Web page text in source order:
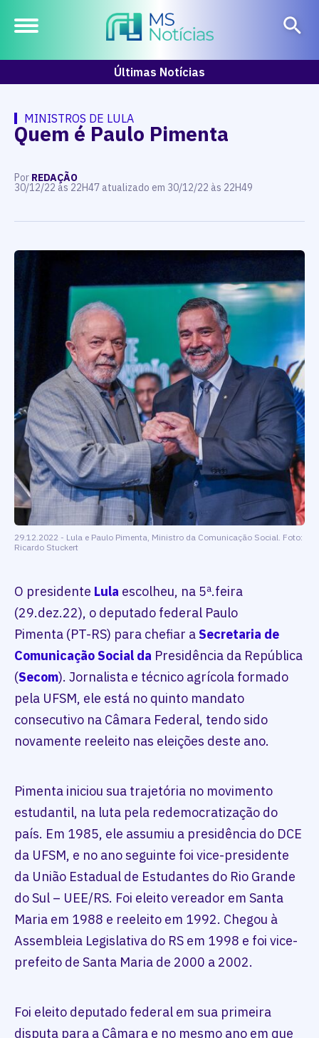
Últimas Notícias
MINISTROS DE LULA
Quem é Paulo Pimenta
Por REDAÇÃO
30/12/22 às 22H47 atualizado em 30/12/22 às 22H49
29.12.2022 - Lula e Paulo Pimenta, Ministro da Comunicação Social. Foto:
Ricardo Stuckert
O presidente Lula escolheu, na 5ª.feira
(29.dez.22), o deputado federal Paulo
Pimenta (PT-RS) para chefiar aSecretaria de
Comunicação Social da Presidência da República
(Secom). Jornalista e técnico agrícola formado
pela UFSM, ele está no quinto mandato
consecutivo na Câmara Federal, tendo sido
novamente reeleito nas eleições deste ano.
Pimenta iniciou sua trajetória no movimento
estudantil, na luta pela redemocratização do
país. Em 1985, ele assumiu a presidência do DCE
da UFSM, e no ano seguinte foi vice-presidente
da União Estadual de Estudantes do Rio Grande
do Sul – UEE/RS. Foi eleito vereador em Santa
Maria em 1988 e reeleito em 1992. Chegou à
Assembleia Legislativa do RS em 1998 e foi vice-
prefeito de Santa Maria de 2000 a 2002.
Foi eleito deputado federal em sua primeira
disputa para a Câmara e no mesmo ano em que